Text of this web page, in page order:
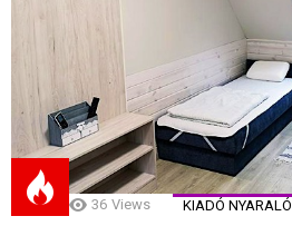
36 Views KIADÓ NYARALÓ